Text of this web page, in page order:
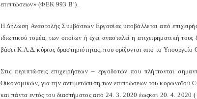
επιπτώσεων» (ΦΕΚ 993 Β’).
Η Δήλωση Αναστολής Συμβάσεων Εργασίας υποβάλλεται από
ιδιωτικού τομέα, των οποίων ή έχει ανασταλεί η επιχειρηματική
βάσει Κ.Α.Δ. κύριας δραστηριότητας, που ορίζονται από το
Στις περιπτώσεις επιχειρήσεων – εργοδοτών που πλήττονται
Οικονομικών, για την αντιμετώπιση των επιπτώσεων του κορωνοϊού
και πάντα εντός του διαστήματος από 24. 3. 2020 έωςκαι 20. 4. 2020 (